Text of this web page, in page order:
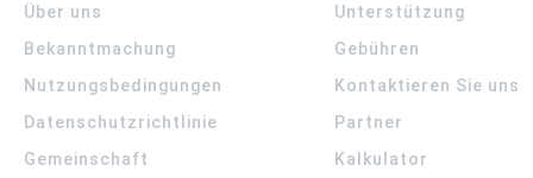
Über uns
Bekanntmachung
Nutzungsbedingungen
Datenschutzrichtlinie
Gemeinschaft
Unterstützung
Gebühren
Kontaktieren Sie uns
Partner
Kalkulator